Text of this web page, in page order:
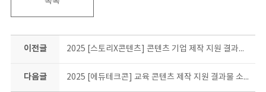
이전글 2025 [스토리X콘텐츠] 콘텐츠 기업 제작 지원 결과물 소개
다음글 2025 [에듀테크콘] 교육 콘텐츠 제작 지원 결과물 소개